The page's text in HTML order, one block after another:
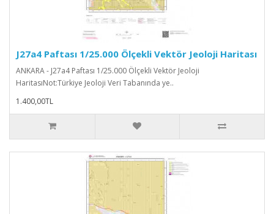
J27a4 Paftası 1/25.000 Ölçekli Vektör Jeoloji Haritası
ANKARA - J27a4 Paftası 1/25.000 Ölçekli Vektör Jeoloji
HaritasıNot:Türkiye Jeoloji Veri Tabanında ye..
1.400,00TL